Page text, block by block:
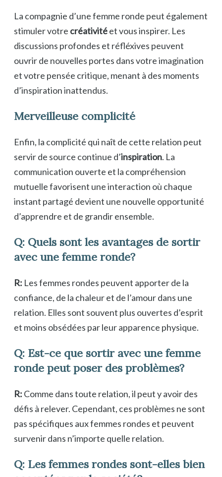
La compagnie d’une femme ronde peut également
stimuler votre créativitéet vous inspirer. Les
discussions profondes et réfléxives peuvent
ouvrir de nouvelles portes dans votre imagination
et votre pensée critique, menant à des moments
d’inspiration inattendus.
Merveilleuse complicité
Enfin, la complicité qui naît de cette relation peut
servir de source continue d’inspiration. La
communication ouverte et la compréhension
mutuelle favorisent une interaction où chaque
instant partagé devient une nouvelle opportunité
d’apprendre et de grandir ensemble.
Q: Quels sont les avantages de sortir
avec une femme ronde?
R: Les femmes rondes peuvent apporter de la
confiance, de la chaleur et de l’amour dans une
relation. Elles sont souvent plus ouvertes d’esprit
et moins obsédées par leur apparence physique.
Q: Est-ce que sortir avec une femme
ronde peut poser des problèmes?
R: Comme dans toute relation, il peut y avoir des
défis à relever. Cependant, ces problèmes ne sont
pas spécifiques aux femmes rondes et peuvent
survenir dans n’importe quelle relation.
Q: Les femmes rondes sont-elles bien